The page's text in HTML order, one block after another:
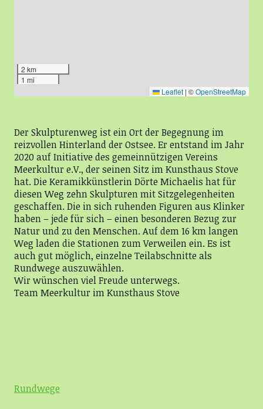
2 km
1 mi
Leaflet | ©OpenStreetMap
Der Skulpturenweg ist ein Ort der Begegnung im
reizvollen Hinterland der Ostsee. Er entstand im Jahr
2020 auf Initiative des gemeinnützigen Vereins
Meerkultur e.V., der seinen Sitz im Kunsthaus Stove
hat. Die Keramikkünstlerin Dörte Michaelis hat für
diesen Weg zehn Skulpturen mit Sitzgelegenheiten
geschaffen. Die in sich ruhenden Figuren aus Klinker
haben – jede für sich – einen besonderen Bezug zur
Natur und zu den Menschen. Auf dem 16 km langen
Weg laden die Stationen zum Verweilen ein. Es ist
auch gut möglich, einzelne Teilabschnitte als
Rundwege auszuwählen.
Wir wünschen viel Freude unterwegs.
Team Meerkultur im Kunsthaus Stove
Rundwege